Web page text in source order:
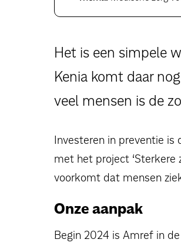
Het is een simpele
Kenia komt daar
veel mensen is de
Investeren in preventie is
met het project ‘Sterkere
voorkomt dat mensen
Onze aanpak
Begin 2024 is Amref in